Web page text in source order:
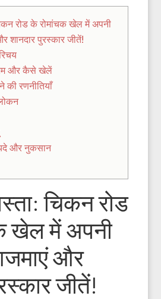
रोड के रोमांचक खेल में अपनी
शानदार पुरस्कार जीतें!
और कैसे खेलें
की रणनीतियाँ
और नुकसान
चिकन रोड
खेल में अपनी
और
जीतें!